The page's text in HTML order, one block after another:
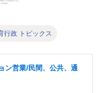
行政 トピックス
ン営業/民間、公共、通